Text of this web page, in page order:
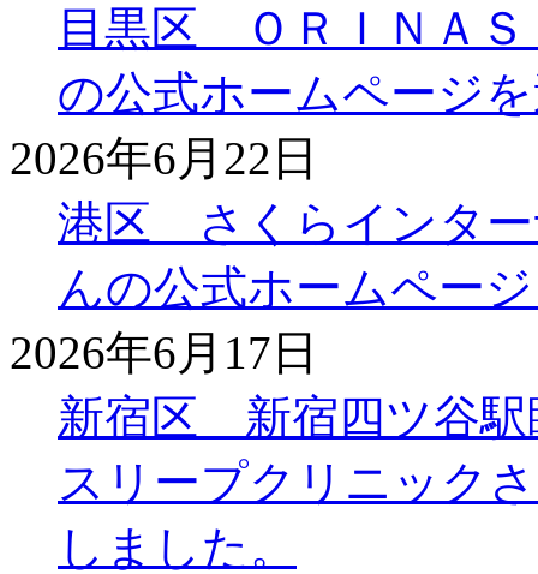
目黒区 ＯＲＩＮＡ
の公式ホームページ
2026年6月22日
港区 さくらインター
んの公式ホームペー
2026年6月17日
新宿区 新宿四ツ谷駅
スリープクリニック
しました。